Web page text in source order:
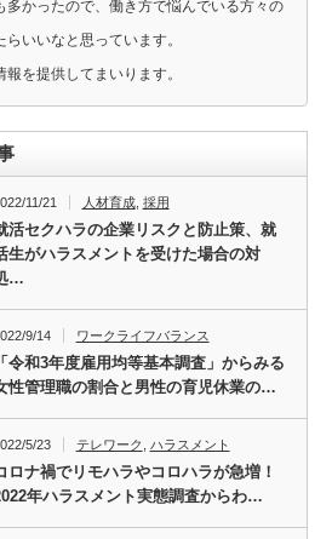
多かったので、働き方で悩んでいる方々の
いいなと思っています。
を提供してまいります。
11/21 人材育成, 採用
活セクハラの企業リスクと防止策、就
生がハラスメントを受けた場合の対
…
9/14 ワークライフバランス
「令和3年度雇用均等基本調査」からみる
性管理職の割合と男性の育児休業の…
5/23 テレワーク ハラスメント
ロナ禍でリモハラやコロハラが急増！
年ハラスメント実態調査からわ…